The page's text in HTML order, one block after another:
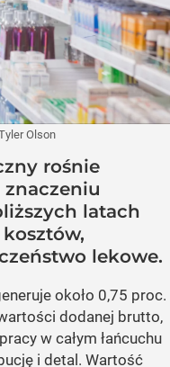
Olson
rośnie
latach
lekowe.
około 0,75 proc.
dodanej brutto,
w całym łańcuchu
i detal. Wartość